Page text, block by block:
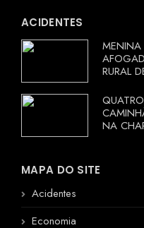
ACIDENTES
RURAL
NA
MAPA DO SITE
Acidentes
Economia